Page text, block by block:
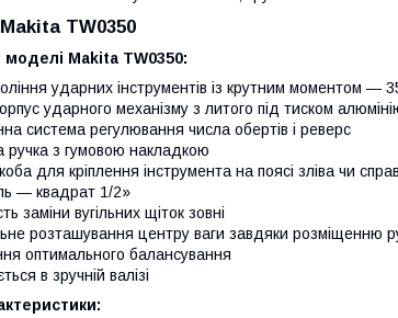
TW0350
моделі Makita TW0350:
ударних інструментів із крутним моментом —
ударного механізму з литого під тиском
система регулювання числа обертів і реверс
ручка з гумовою накладкою
для кріплення інструмента на поясі зліва чи
— квадрат 1/2»
заміни вугільних щіток зовні
розташування центру ваги завдяки розміщенню
оптимального балансування
в зручній валізі